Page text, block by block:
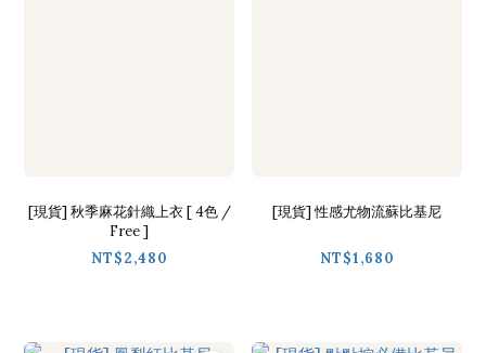
[現貨] 秋季麻花針織上衣 [ 4色 /
Free ]
NT$2,480
[現貨] 性感尤物流蘇比基尼
NT$1,680